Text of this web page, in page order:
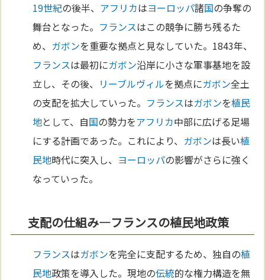
19世紀の後半、 アフリカはヨーロッパ諸国の争奪の
舞台となった。 フランスはこの競争に勝ち残るた
め、 ガボンを重要な拠点と見なしていた。1843年、
フランスは最初にガボン沿岸に小さな軍事基地を設
立し、その後、 リーブルヴィルを拠点にガボン全土
の支配を拡大していった。 フランスはガボンを植民
地として、自国の勢力をアフリカ中部に広げる足場
にする計画であった。これにより、 ガボンは長い植
民地時代に突入し、 ヨーロッパの影響がさらに強く
なっていった。
支配の仕組み—フランスの植民地政策
フランスはガボンを完全に支配するため、独自の植
民地政策を導入した。現地の伝統的な権力構造を無